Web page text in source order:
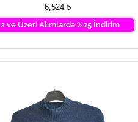
6,524₺
2 ve Üzeri Alımlarda %25 İndirim